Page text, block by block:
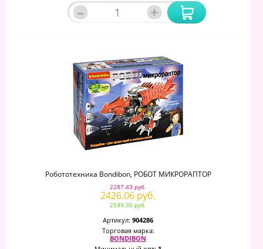
– +
Робототехника Bondibon, РОБОТ МИКРОРАПТОР
2287.43 руб.
2426.06 руб.
2599.35 руб.
Артикул: 904286
Торговая марка:
BONDIBON